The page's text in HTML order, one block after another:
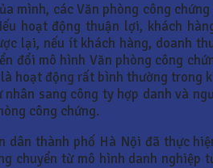
mình, các Văn phòng công
hoạt động thuận lợi, khách
lại, nếu ít khách hàng, doanh
đổi mô hình Văn phòng công
hoạt động rất bình thường trong
sang công ty hợp danh và
công chứng.
thành phố Hà Nội đã thực
chuyển từ mô hình danh nghiệp